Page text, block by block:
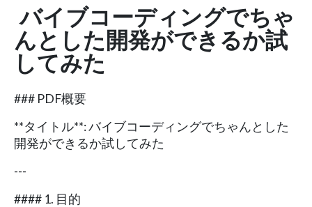
バイブコーディングでちゃ
んとした開発ができるか試
してみた
### PDF概要
**タイトル**: バイブコーディングでちゃんとした
開発ができるか試してみた
---
#### 1. 目的